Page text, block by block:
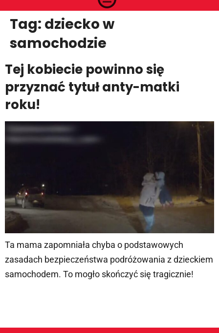
Tag: dziecko w
samochodzie
Tej kobiecie powinno się
przyznać tytuł anty-matki
roku!
Ta mama zapomniała chyba o podstawowych
zasadach bezpieczeństwa podróżowania z dzieckiem
samochodem. To mogło skończyć się tragicznie!